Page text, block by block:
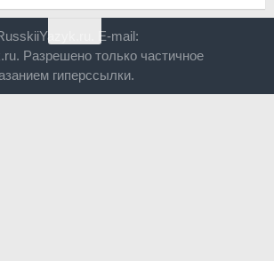
E-mail:
Разрешено только частичное
гиперссылки.